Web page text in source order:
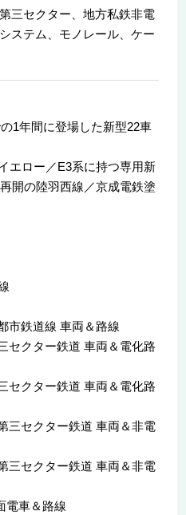
三セクター、地方私鉄非電
ステム、モノレール、ケー
1年間に登場した新型22車
エロー／E3系に持つ専用新
開の陸羽西線／京成電鉄塗
市鉄道線 車両＆路線
セクター鉄道 車両＆電化路
セクター鉄道 車両＆電化路
三セクター鉄道 車両＆非電
三セクター鉄道 車両＆非電
電車＆路線